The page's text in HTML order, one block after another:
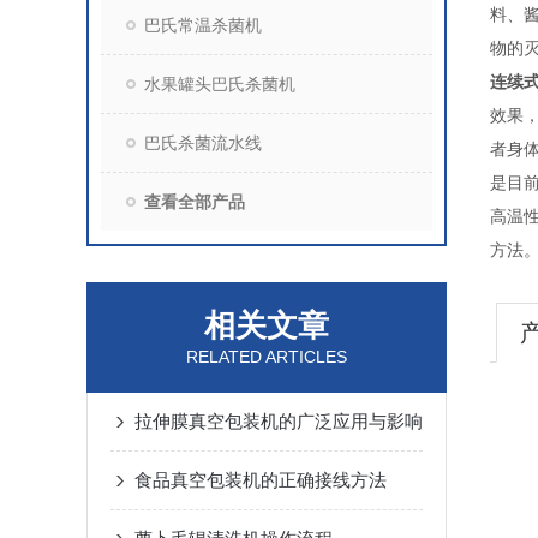
巴氏常温杀菌机
水果罐头巴氏杀菌机
巴氏杀菌流水线
查看全部产品
相关文章
RELATED ARTICLES
拉伸膜真空包装机的广泛应用与影响
食品真空包装机的正确接线方法
料、
物的
连续
效果
者身
是目
高温
方法